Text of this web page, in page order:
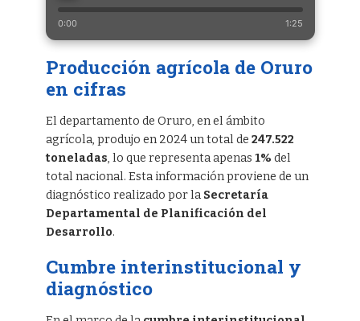
0:00 1:25
Producción agrícola de Oruro
en cifras
El departamento de Oruro, en el ámbito
agrícola, produjo en 2024 un total de 247.522
toneladas, lo que representa apenas 1% del
total nacional. Esta información proviene de un
diagnóstico realizado por la Secretaría
Departamental de Planificación del
Desarrollo.
Cumbre interinstitucional y
diagnóstico